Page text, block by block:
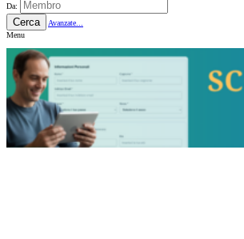
Da:
Cerca
Avanzate...
Menu